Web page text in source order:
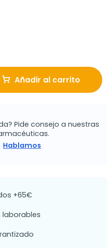
Añadir al carrito
Pide consejo a nuestras
Hablamos
+65€
laborables